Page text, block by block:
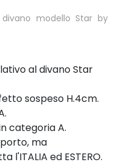
modello Star by
al divano Star
sospeso H.4cm.
categoria A.
ma
l'ITALIA ed ESTERO.